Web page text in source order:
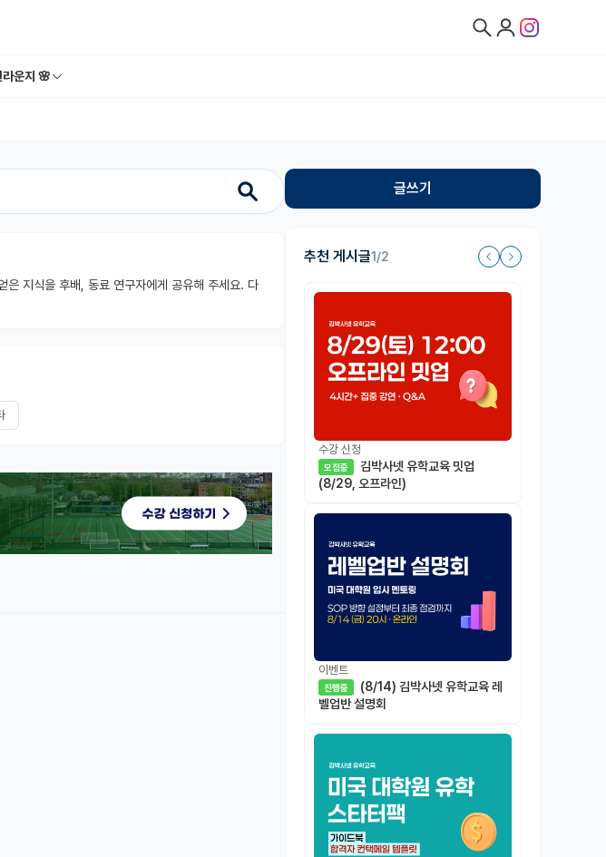
라운지 🌸
글쓰기
추천 게시글1/2
수강 신청
모집중
(8/29, 오프라인)
이벤트
진행중
벨업반 설명회
은 지식을 후배, 동료 연구자에게 공유해 주세요. 다